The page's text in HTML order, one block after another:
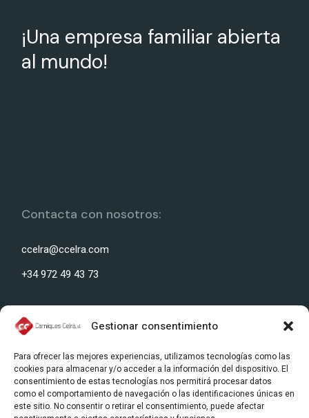
Gestionar consentimiento
Para ofrecer las mejores experiencias, utilizamos tecnologías como las
cookies para almacenar y/o acceder a la información del dispositivo. El
consentimiento de estas tecnologías nos permitirá procesar datos
como el comportamiento de navegación o las identificaciones únicas en
este sitio. No consentir o retirar el consentimiento, puede afectar
¡Una empresa familiar abierta
al mundo!
Contacta con nosotros:
ccelra@ccelra.com
+34 972 49 43 73
Polígono Industrial Celrà, Carrer del Ter, s/n, 17460 Celrà,
(Girona, SPAIN)